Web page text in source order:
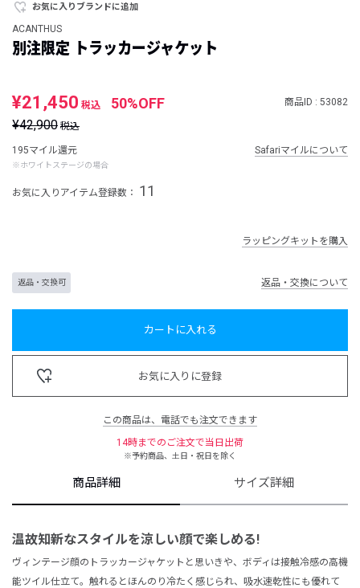
お気に入りブランドに追加
ACANTHUS
別注限定 トラッカージャケット
¥21,450 税込 50%OFF 商品ID : 53082
¥42,900 税込
195マイル還元
※ホワイトステージの場合
Safariマイルについて
お気に入りアイテム登録数： 11
ラッピングキットを購入
返品・交換可 返品・交換について
カートに入れる
お気に入りに登録
この商品は、電話でも注文できます
14時までのご注文で当日出荷
※予約商品、土日・祝日を除く
商品詳細 サイズ詳細
温故知新なスタイルを涼しい顔で楽しめる!
ヴィンテージ顔のトラッカージャケットと思いきや、ボディは接触冷感の高機
能ツイル仕立て。触れるとほんのり冷たく感じられ、吸水速乾性にも優れて